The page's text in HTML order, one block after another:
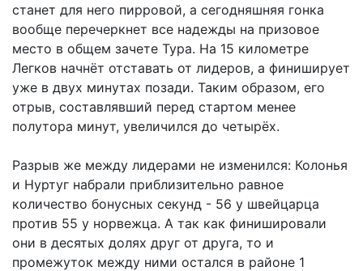
станет для него пирровой, а сегодняшняя гонка
вообще перечеркнет все надежды на призовое
место в общем зачете Тура. На 15 километре
Легков начнёт отставать от лидеров, а финиширует
уже в двух минутах позади. Таким образом, его
отрыв, составлявший перед стартом менее
полутора минут, увеличился до четырёх.
Разрыв же между лидерами не изменился: Колонья
и Нуртуг набрали приблизительно равное
количество бонусных секунд - 56 у швейцарца
против 55 у норвежца. А так как финишировали
они в десятых долях друг от друга, то и
промежуток между ними остался в районе 1